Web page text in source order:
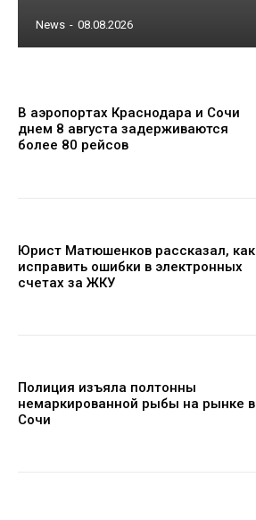
News - 08.08.2026
В аэропортах Краснодара и Сочи
днем 8 августа задерживаются
более 80 рейсов
Юрист Матюшенков рассказал, как
исправить ошибки в электронных
счетах за ЖКУ
Полиция изъяла полтонны
немаркированной рыбы на рынке в
Сочи